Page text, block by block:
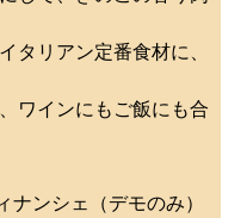
タリアン定番食材に、
ワインにもご飯にも合
ンシェ（デモのみ）